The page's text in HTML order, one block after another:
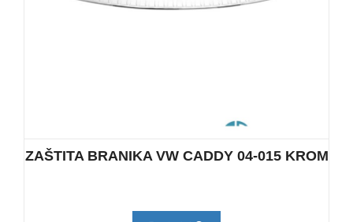
ZAŠTITA BRANIKA VW CADDY 04-015 KROM